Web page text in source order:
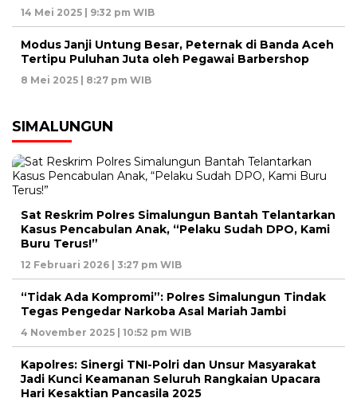
14 Mei 2025 | 9:32 pm WIB
Modus Janji Untung Besar, Peternak di Banda Aceh
Tertipu Puluhan Juta oleh Pegawai Barbershop
8 Mei 2025 | 8:27 pm WIB
SIMALUNGUN
Sat Reskrim Polres Simalungun Bantah Telantarkan
Kasus Pencabulan Anak, “Pelaku Sudah DPO, Kami
Buru Terus!”
12 Februari 2026 | 3:27 pm WIB
“Tidak Ada Kompromi”: Polres Simalungun Tindak
Tegas Pengedar Narkoba Asal Mariah Jambi
4 November 2025 | 10:52 pm WIB
Kapolres: Sinergi TNI-Polri dan Unsur Masyarakat
Jadi Kunci Keamanan Seluruh Rangkaian Upacara
Hari Kesaktian Pancasila 2025